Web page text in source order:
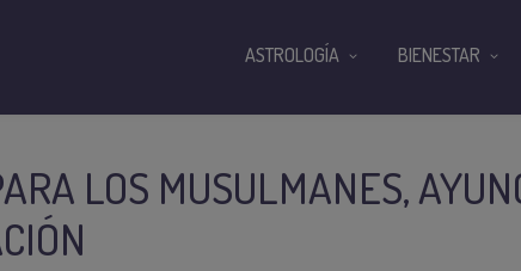
LOS MUSULMANES,
ASTROLOGÍA BIENESTAR